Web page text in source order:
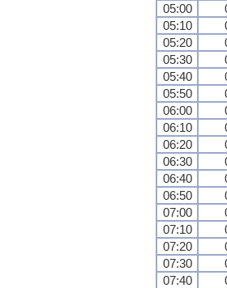
05:00
05:10
05:20
05:30
05:40
05:50
06:00
06:10
06:20
06:30
06:40
06:50
07:00
07:10
07:20
07:30
07:40